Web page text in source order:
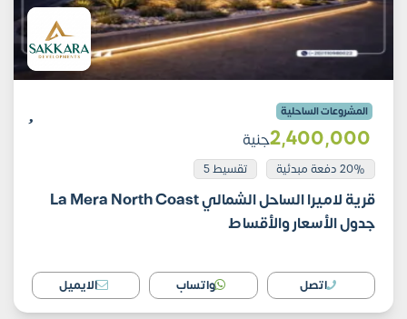
المشروعات الساحلية
2٬400٬000جنية
20% دفعة مبدئية تقسيط 5
قرية لاميرا الساحل الشمالي La Mera North Coast
جدول الأسعار والأقساط
اتصل واتساب الايميل